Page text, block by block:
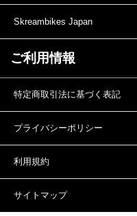
Skreambikes Japan
ご利用情報
特定商取引法に基づく表記
プライバシーポリシー
利用規約
サイトマップ